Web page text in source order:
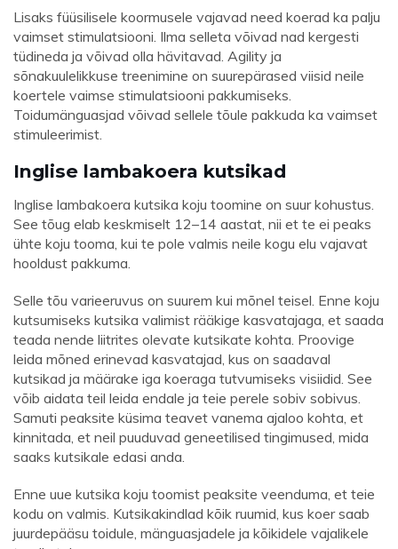
Lisaks füüsilisele koormusele vajavad need koerad ka palju
vaimset stimulatsiooni. Ilma selleta võivad nad kergesti
tüdineda ja võivad olla hävitavad. Agility ja
sõnakuulelikkuse treenimine on suurepärased viisid neile
koertele vaimse stimulatsiooni pakkumiseks.
Toidumänguasjad võivad sellele tõule pakkuda ka vaimset
stimuleerimist.
Inglise lambakoera kutsikad
Inglise lambakoera kutsika koju toomine on suur kohustus.
See tõug elab keskmiselt 12–14 aastat, nii et te ei peaks
ühte koju tooma, kui te pole valmis neile kogu elu vajavat
hooldust pakkuma.
Selle tõu varieeruvus on suurem kui mõnel teisel. Enne koju
kutsumiseks kutsika valimist rääkige kasvatajaga, et saada
teada nende liitrites olevate kutsikate kohta. Proovige
leida mõned erinevad kasvatajad, kus on saadaval
kutsikad ja määrake iga koeraga tutvumiseks visiidid. See
võib aidata teil leida endale ja teie perele sobiv sobivus.
Samuti peaksite küsima teavet vanema ajaloo kohta, et
kinnitada, et neil puuduvad geneetilised tingimused, mida
saaks kutsikale edasi anda.
Enne uue kutsika koju toomist peaksite veenduma, et teie
kodu on valmis. Kutsikakindlad kõik ruumid, kus koer saab
juurdepääsu toidule, mänguasjadele ja kõikidele vajalikele